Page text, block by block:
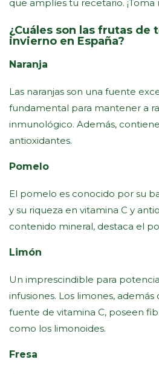
que amplíes tu recetario. ¡Toma
¿Cuáles son las frutas de
invierno en España?
Naranja
Las naranjas son una fuente
fundamental para mantener a
inmunológico. Además,
antioxidantes.
Pomelo
El pomelo es conocido por su
y su riqueza en vitamina C y
contenido mineral, destaca el
Limón
Un imprescindible para
infusiones. Los limones,
fuente de vitamina C, poseen
como los limonoides.
Fresa